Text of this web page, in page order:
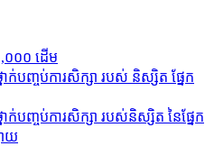
០០ ដើម
នាក់បញ្ចប់ការសិក្សា របស់ និស្សិត ផ្នែក
នាក់បញ្ចប់ការសិក្សា របស់និស្សិត នៃផ្នែក
ាយ